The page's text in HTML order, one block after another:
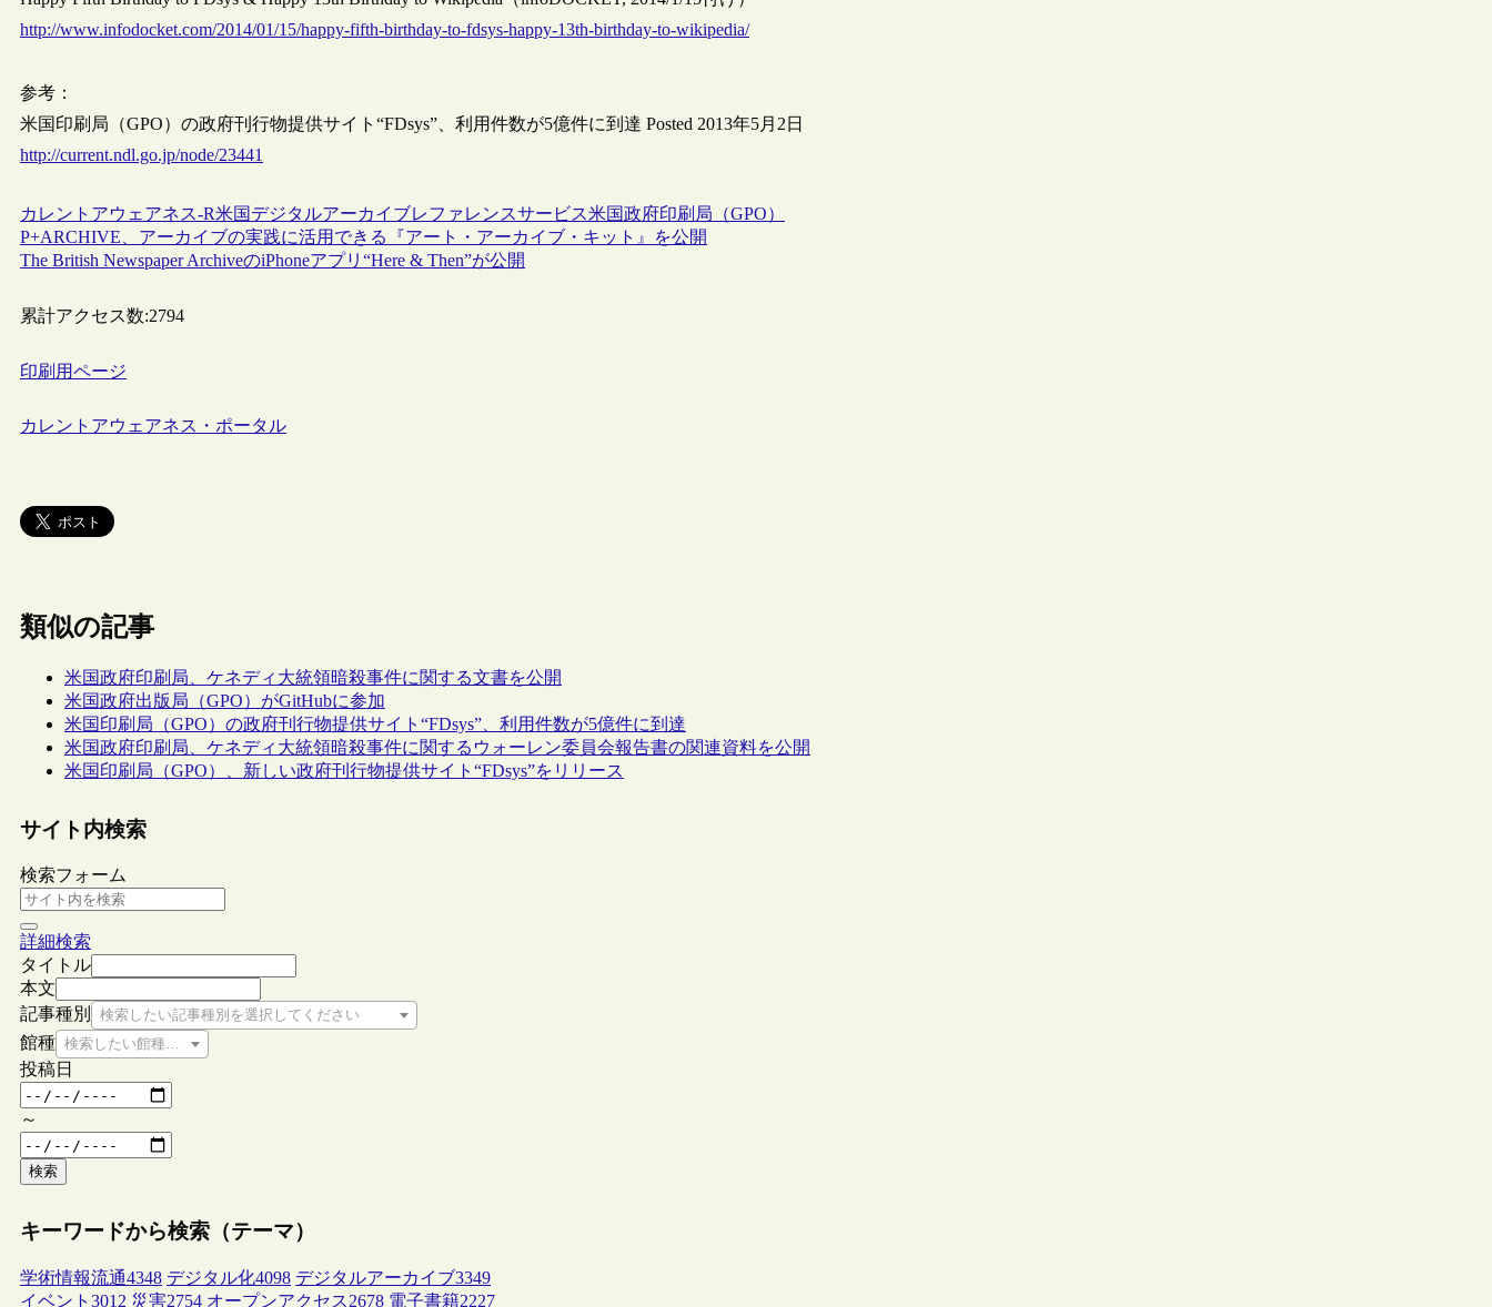
http://www.infodocket.com/2014/01/15/happy-fifth-birthday-to-fdsys-happy-13th-birthday-to-wikipedia/
参考：
米国印刷局（GPO）の政府刊行物提供サイト“FDsys”、利用件数が5億件に到達 Posted 2013年5月2日
http://current.ndl.go.jp/node/23441
カレントアウェアネス-R米国 デジタルアーカイブレファレンスサービス米国政府印刷局（GPO）
P+ARCHIVE、アーカイブの実践に活用できる『アート・アーカイブ・キット』を公開
The British Newspaper ArchiveのiPhoneアプリ“Here & Then”が公開
累計アクセス数:2794
印刷用ページ
カレントアウェアネス・ポータル
類似の記事
米国政府印刷局、ケネディ大統領暗殺事件に関する文書を公開
米国政府出版局（GPO）がGitHubに参加
米国印刷局（GPO）の政府刊行物提供サイト“FDsys”、利用件数が5億件に到達
米国政府印刷局、ケネディ大統領暗殺事件に関するウォーレン委員会報告書の関連資料を公開
米国印刷局（GPO）、新しい政府刊行物提供サイト“FDsys”をリリース
サイト内検索
検索フォーム
詳細検索
タイトル
本文
記事種別
検索したい記事種別を選択してください
館種 検索したい館種を選択してください
投稿日
～
検索
キーワードから検索（テーマ）
学術情報流通4348 デジタル化4098 デジタルアーカイブ3349
イベント 3012 災害2754 オープンアクセス2678 電子書籍2227